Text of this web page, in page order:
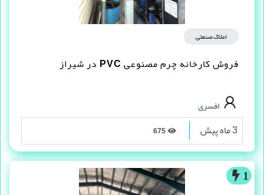
املاک صنعتی
فروش کارخانه چرم مصنوعى PVC در شیراز
افسری
3 ماه پیش
1